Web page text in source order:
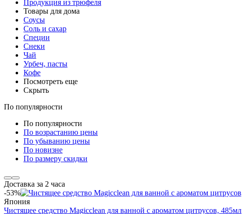
Продукция из трюфеля
Товары для дома
Соусы
Соль и сахар
Специи
Снеки
Чай
Урбеч, пасты
Кофе
Посмотреть еще
Скрыть
По популярности
По популярности
По возрастанию цены
По убыванию цены
По новизне
По размеру скидки
Доставка за 2 часа
-53%
Япония
Чистящее средство Magiсclean для ванной с ароматом цитрусов, 485мл